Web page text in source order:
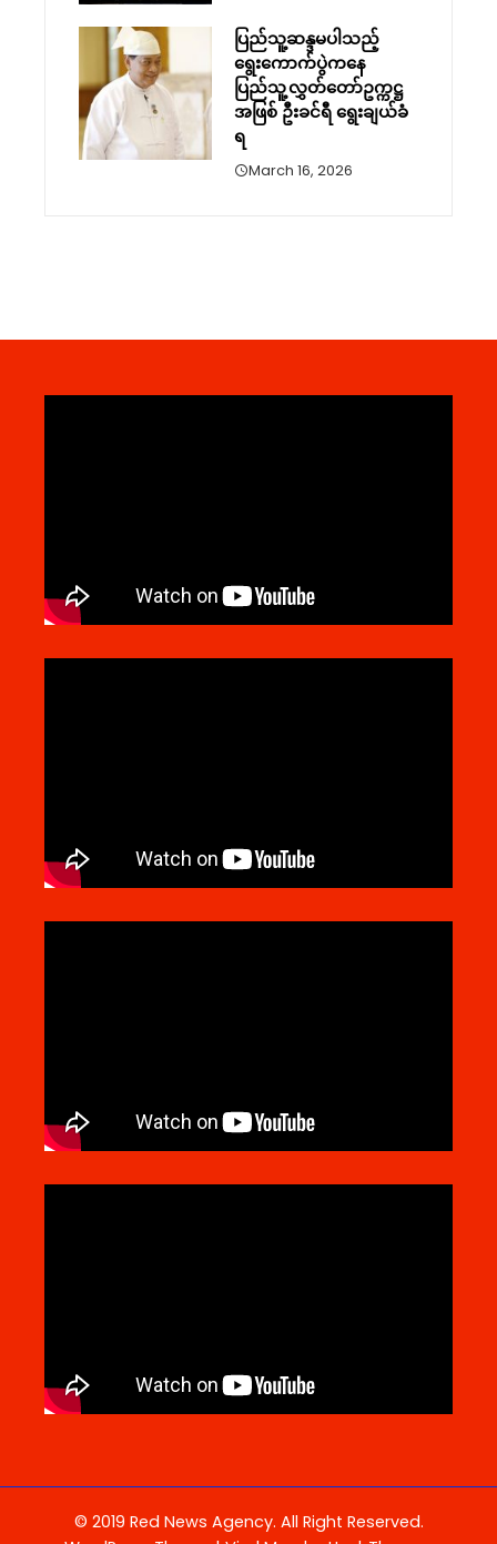
ပြည်သူ့ဆန္ဒမပါသည့်
ရွေးကောက်ပွဲကနေ
ပြည်သူ့လွှတ်တော်ဥက္ကဋ္ဌ
အဖြစ် ဦးခင်ရီ ရွေးချယ်ခံ
ရ
March 16, 2026
© 2019 Red News Agency. All Right Reserved.